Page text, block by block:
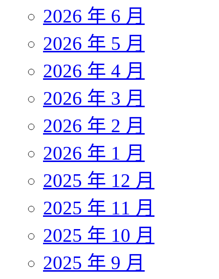
2026 年 6 月
2026 年 5 月
2026 年 4 月
2026 年 3 月
2026 年 2 月
2026 年 1 月
2025 年 12 月
2025 年 11 月
2025 年 10 月
2025 年 9 月